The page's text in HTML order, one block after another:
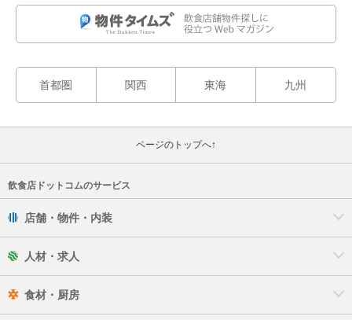
首都圏 関西 東海 九州
ページのトップへ↑
飲食店ドットコムのサービス
店舗・物件・内装
人材・求人
食材・厨房